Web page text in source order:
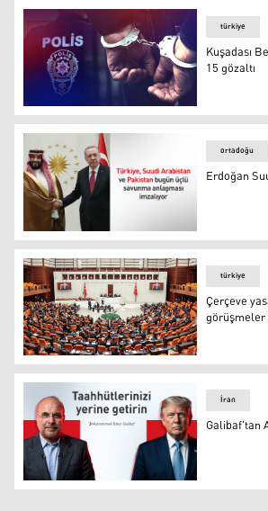
türkiye
Kuşadası
15 gözaltı
ortadoğu
Erdoğan
Türkiye Büyük Millet Meclisi
türkiye
Çerçeve
görüşmeler
Muhammed Bakır Galibaf
İran
Galibaf'tan